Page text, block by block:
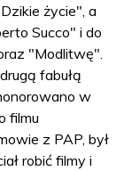
życie", a
Succo" i do
"Modlitwę".
fabułą
w
filmu
z PAP, był
robić filmy i